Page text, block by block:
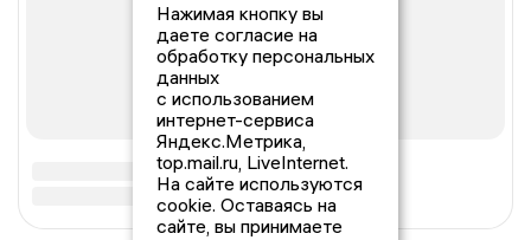
Нажимая кнопку вы
даете согласие на
обработку персональных
данных
с использованием
интернет-сервиса
Яндекс.Метрика,
top.mail.ru, LiveInternet.
На сайте используются
cookie. Оставаясь на
сайте, вы принимаете